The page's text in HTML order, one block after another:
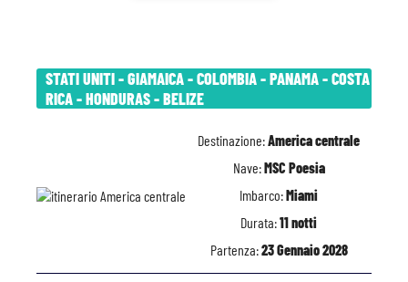
STATI UNITI - GIAMAICA - COLOMBIA - PANAMA - COSTA
RICA - HONDURAS - BELIZE
Destinazione:America centrale
Nave:MSC Poesia
Imbarco:Miami
Durata:11 notti
Partenza:23 Gennaio 2028